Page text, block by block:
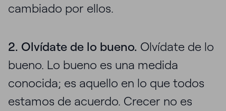
cambiado por ellos.
2. Olvídate de lo bueno. Olvídate de lo
bueno. Lo bueno es una medida
conocida; es aquello en lo que todos
estamos de acuerdo. Crecer no es